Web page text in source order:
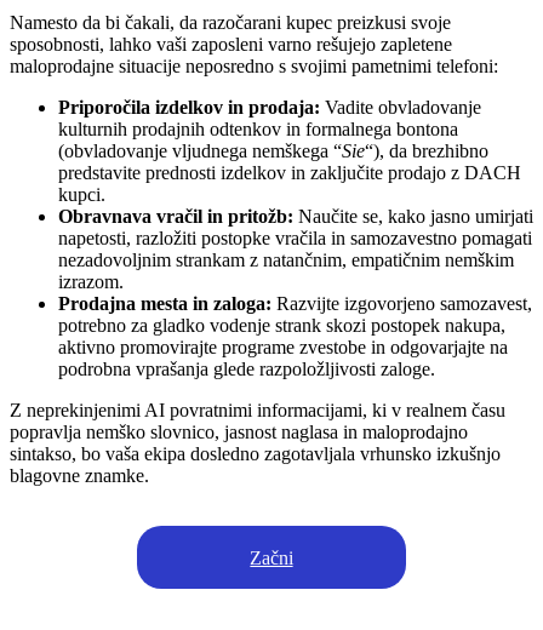
Namesto da bi čakali, da razočarani kupec preizkusi svoje
sposobnosti, lahko vaši zaposleni varno rešujejo zapletene
maloprodajne situacije neposredno s svojimi pametnimi telefoni:
Priporočila izdelkov in prodaja: Vadite obvladovanje
kulturnih prodajnih odtenkov in formalnega bontona
(obvladovanje vljudnega nemškega “Sie“), da brezhibno
predstavite prednosti izdelkov in zaključite prodajo z DACH
kupci.
Obravnava vračil in pritožb: Naučite se, kako jasno umirjati
napetosti, razložiti postopke vračila in samozavestno pomagati
nezadovoljnim strankam z natančnim, empatičnim nemškim
izrazom.
Prodajna mesta in zaloga: Razvijte izgovorjeno samozavest,
potrebno za gladko vodenje strank skozi postopek nakupa,
aktivno promovirajte programe zvestobe in odgovarjajte na
podrobna vprašanja glede razpoložljivosti zaloge.
Z neprekinjenimi AI povratnimi informacijami, ki v realnem času
popravlja nemško slovnico, jasnost naglasa in maloprodajno
sintakso, bo vaša ekipa dosledno zagotavljala vrhunsko izkušnjo
blagovne znamke.
Začni